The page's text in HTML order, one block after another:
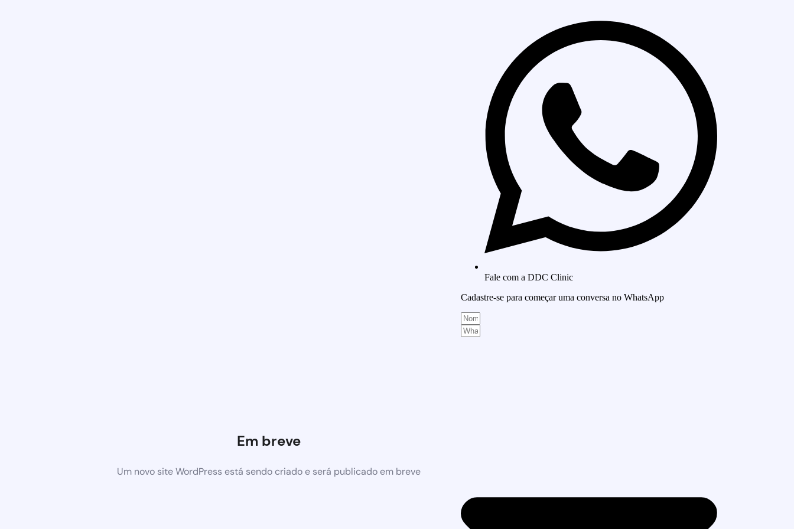
Em breve
Um novo site WordPress está sendo criado e será publicado em breve
Fale com a DDC Clinic
Cadastre-se para começar uma conversa no WhatsApp